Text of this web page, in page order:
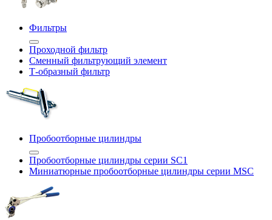
Фильтры
Проходной фильтр
Сменный фильтрующий элемент
Т-образный фильтр
Пробоотборные цилиндры
Пробоотборные цилиндры серии SC1
Миниатюрные пробоотборные цилиндры серии MSC